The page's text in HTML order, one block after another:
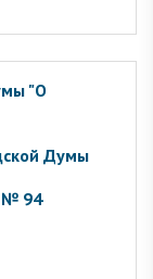
"О
Думы
№ 94